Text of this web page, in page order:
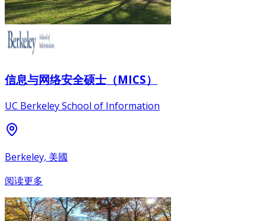
信息与网络安全硕士（MICS）
UC Berkeley School of Information
Berkeley, 美國
阅读更多